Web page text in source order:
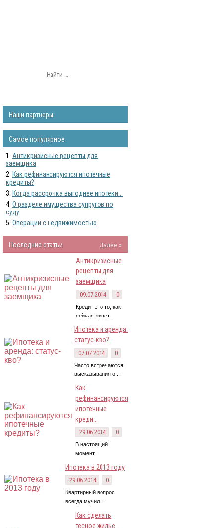
Наши партнёры
Самое популярное
Антикризисные рецепты для
заемщика
Как рефинансируются ипотечные
кредиты?
Когда рассрочка выгоднее ипотеки...
О разделе имущества супругов по
суду
Операции с недвижимостью
Последние статьи
Далее »
Антикризисные
рецепты для
заемщика
09.07.2014 0
Кредит это то, как
сейчас живет...
Ипотека и аренда:
статус-кво?
07.07.2014 0
Часто встречаются
высказывания о...
Как
рефинансируются
ипотечные
креди...
29.06.2014 0
В настоящий
момент...
Ипотека в 2013 году
29.06.2014 0
Квартирный вопрос
всегда мучил...
Как сделать
тесное жилье